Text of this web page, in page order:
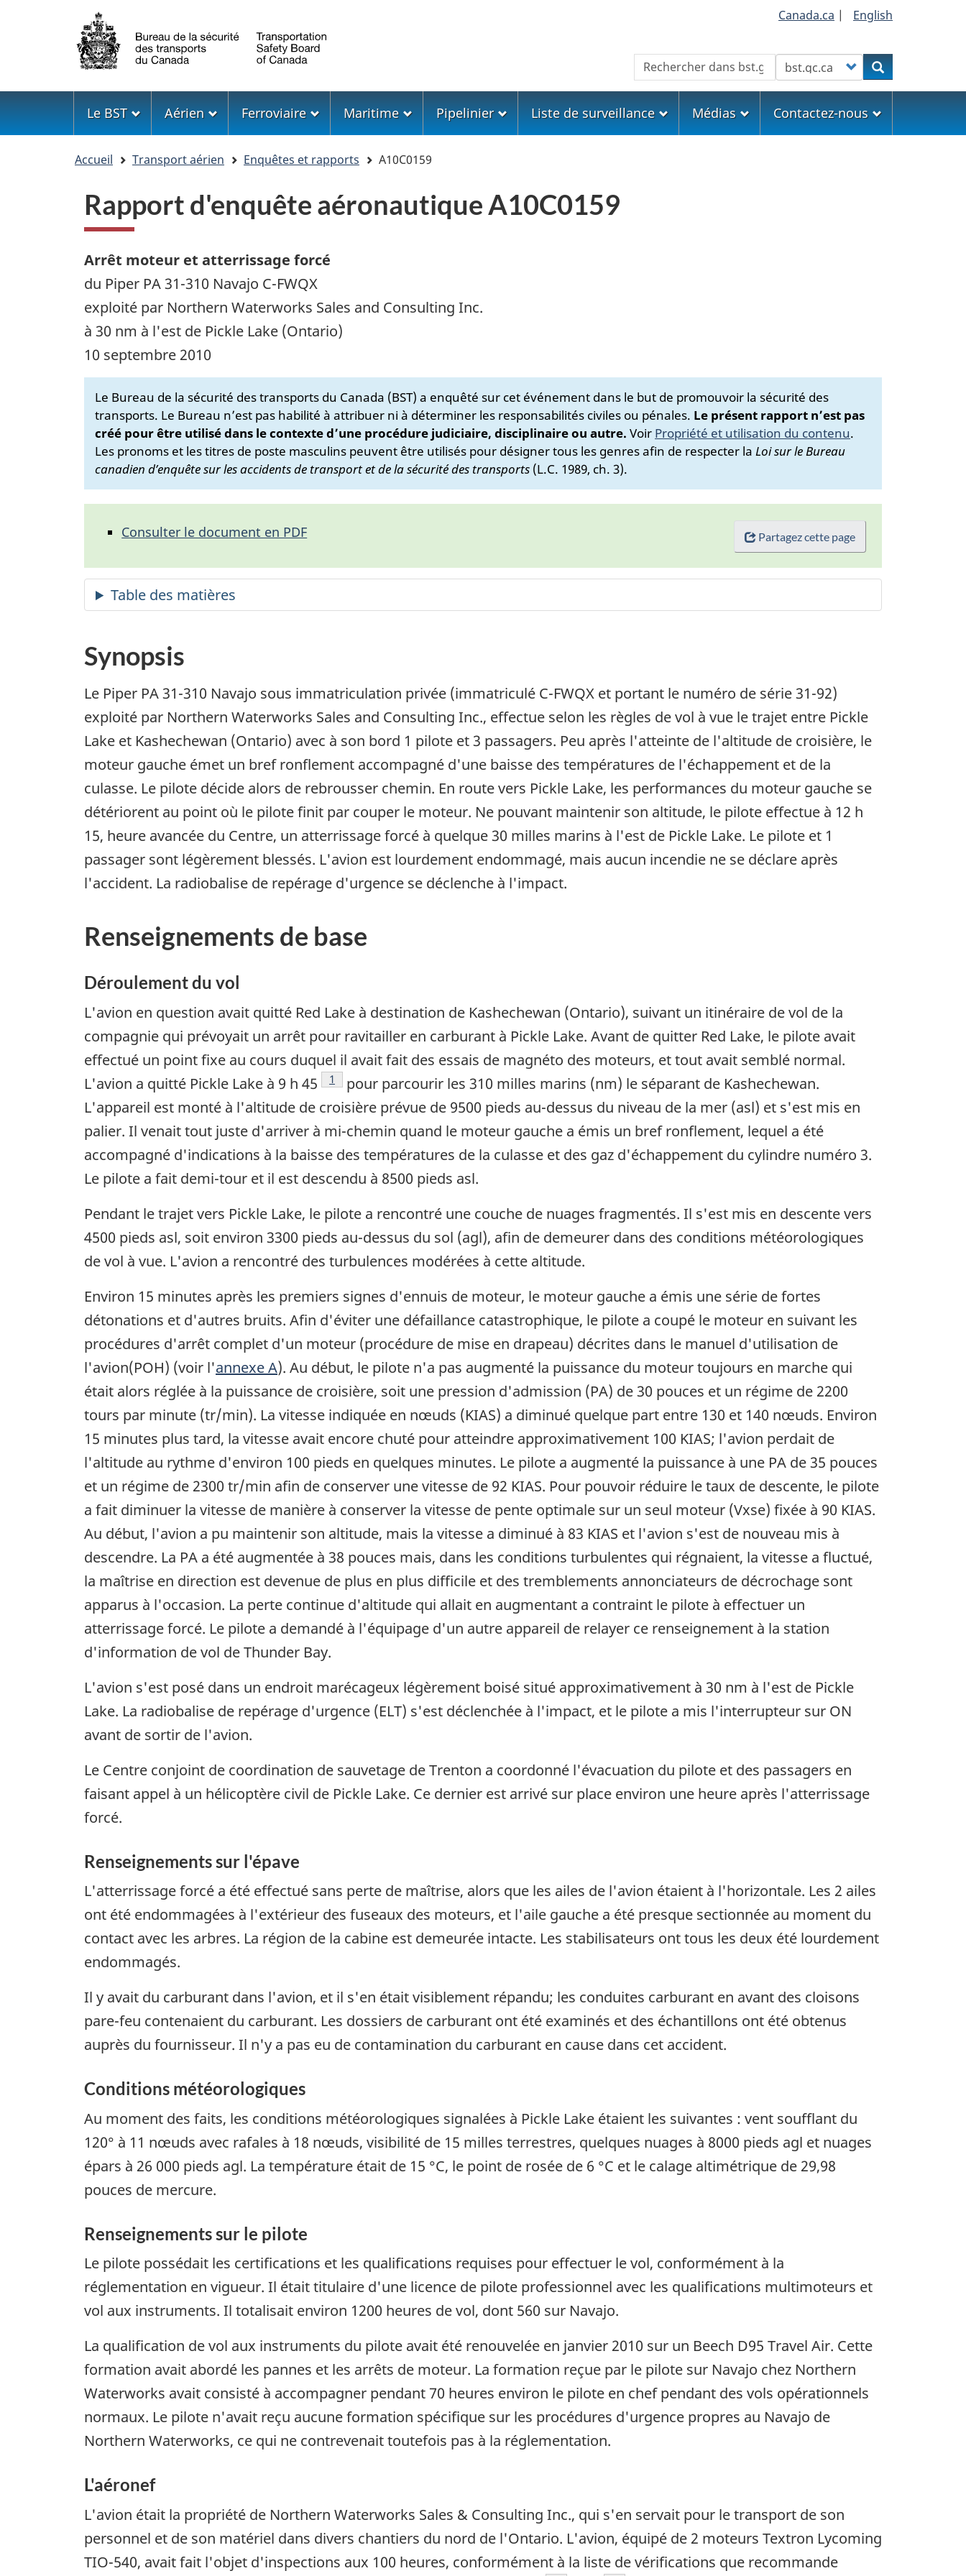
Sélection
de
la
langue
Canada.ca | English
Rechercher Customize your searchRechercher
Menu
Le BST Aérien Ferroviaire Maritime Pipelinier Liste de surveillance Médias Contactez-nous
Accueil Transport aérien Enquêtes et rapports A10C0159
Rapport d'enquête aéronautique A10C0159
Arrêt moteur et atterrissage forcé
du Piper PA 31-310 Navajo C-FWQX
exploité par Northern Waterworks Sales and Consulting Inc.
à 30 nm à l'est de Pickle Lake (Ontario)
10 septembre 2010
Le Bureau de la sécurité des transports du Canada (BST) a enquêté sur cet événement dans le but de promouvoir la sécurité des
transports. Le Bureau n’est pas habilité à attribuer ni à déterminer les responsabilités civiles ou pénales. Le présent rapport n’est pas
créé pour être utilisé dans le contexte d’une procédure judiciaire, disciplinaire ou autre. Voir Propriété et utilisation du contenu.
Les pronoms et les titres de poste masculins peuvent être utilisés pour désigner tous les genres afin de respecter la Loi sur le Bureau
canadien d’enquête sur les accidents de transport et de la sécurité des transports (L.C. 1989, ch. 3).
Partagez cette page
Consulter le document en PDF
Synopsis
Le Piper PA 31-310 Navajo sous immatriculation privée (immatriculé C-FWQX et portant le numéro de série 31-92)
exploité par Northern Waterworks Sales and Consulting Inc., effectue selon les règles de vol à vue le trajet entre Pickle
Lake et Kashechewan (Ontario) avec à son bord 1 pilote et 3 passagers. Peu après l'atteinte de l'altitude de croisière, le
moteur gauche émet un bref ronflement accompagné d'une baisse des températures de l'échappement et de la
culasse. Le pilote décide alors de rebrousser chemin. En route vers Pickle Lake, les performances du moteur gauche se
détériorent au point où le pilote finit par couper le moteur. Ne pouvant maintenir son altitude, le pilote effectue à 12 h
15, heure avancée du Centre, un atterrissage forcé à quelque 30 milles marins à l'est de Pickle Lake. Le pilote et 1
passager sont légèrement blessés. L'avion est lourdement endommagé, mais aucun incendie ne se déclare après
l'accident. La radiobalise de repérage d'urgence se déclenche à l'impact.
Renseignements de base
Déroulement du vol
L'avion en question avait quitté Red Lake à destination de Kashechewan (Ontario), suivant un itinéraire de vol de la
compagnie qui prévoyait un arrêt pour ravitailler en carburant à Pickle Lake. Avant de quitter Red Lake, le pilote avait
effectué un point fixe au cours duquel il avait fait des essais de magnéto des moteurs, et tout avait semblé normal.
L'avion a quitté Pickle Lake à 9 h 45
Footnote
1
pour parcourir les 310 milles marins (nm) le séparant de Kashechewan.
L'appareil est monté à l'altitude de croisière prévue de 9500 pieds au-dessus du niveau de la mer (asl) et s'est mis en
palier. Il venait tout juste d'arriver à mi-chemin quand le moteur gauche a émis un bref ronflement, lequel a été
accompagné d'indications à la baisse des températures de la culasse et des gaz d'échappement du cylindre numéro 3.
Le pilote a fait demi-tour et il est descendu à 8500 pieds asl.
Pendant le trajet vers Pickle Lake, le pilote a rencontré une couche de nuages fragmentés. Il s'est mis en descente vers
4500 pieds asl, soit environ 3300 pieds au-dessus du sol (agl), afin de demeurer dans des conditions météorologiques
de vol à vue. L'avion a rencontré des turbulences modérées à cette altitude.
Environ 15 minutes après les premiers signes d'ennuis de moteur, le moteur gauche a émis une série de fortes
détonations et d'autres bruits. Afin d'éviter une défaillance catastrophique, le pilote a coupé le moteur en suivant les
procédures d'arrêt complet d'un moteur (procédure de mise en drapeau) décrites dans le manuel d'utilisation de
l'avion(POH) (voir l'annexe A). Au début, le pilote n'a pas augmenté la puissance du moteur toujours en marche qui
était alors réglée à la puissance de croisière, soit une pression d'admission (PA) de 30 pouces et un régime de 2200
tours par minute (tr/min). La vitesse indiquée en nœuds (KIAS) a diminué quelque part entre 130 et 140 nœuds. Environ
15 minutes plus tard, la vitesse avait encore chuté pour atteindre approximativement 100 KIAS; l'avion perdait de
l'altitude au rythme d'environ 100 pieds en quelques minutes. Le pilote a augmenté la puissance à une PA de 35 pouces
et un régime de 2300 tr/min afin de conserver une vitesse de 92 KIAS. Pour pouvoir réduire le taux de descente, le pilote
a fait diminuer la vitesse de manière à conserver la vitesse de pente optimale sur un seul moteur (Vxse) fixée à 90 KIAS.
Au début, l'avion a pu maintenir son altitude, mais la vitesse a diminué à 83 KIAS et l'avion s'est de nouveau mis à
descendre. La PA a été augmentée à 38 pouces mais, dans les conditions turbulentes qui régnaient, la vitesse a fluctué,
la maîtrise en direction est devenue de plus en plus difficile et des tremblements annonciateurs de décrochage sont
apparus à l'occasion. La perte continue d'altitude qui allait en augmentant a contraint le pilote à effectuer un
atterrissage forcé. Le pilote a demandé à l'équipage d'un autre appareil de relayer ce renseignement à la station
d'information de vol de Thunder Bay.
L'avion s'est posé dans un endroit marécageux légèrement boisé situé approximativement à 30 nm à l'est de Pickle
Lake. La radiobalise de repérage d'urgence (ELT) s'est déclenchée à l'impact, et le pilote a mis l'interrupteur sur ON
avant de sortir de l'avion.
Le Centre conjoint de coordination de sauvetage de Trenton a coordonné l'évacuation du pilote et des passagers en
faisant appel à un hélicoptère civil de Pickle Lake. Ce dernier est arrivé sur place environ une heure après l'atterrissage
forcé.
Renseignements sur l'épave
L'atterrissage forcé a été effectué sans perte de maîtrise, alors que les ailes de l'avion étaient à l'horizontale. Les 2 ailes
ont été endommagées à l'extérieur des fuseaux des moteurs, et l'aile gauche a été presque sectionnée au moment du
contact avec les arbres. La région de la cabine est demeurée intacte. Les stabilisateurs ont tous les deux été lourdement
endommagés.
Il y avait du carburant dans l'avion, et il s'en était visiblement répandu; les conduites carburant en avant des cloisons
pare-feu contenaient du carburant. Les dossiers de carburant ont été examinés et des échantillons ont été obtenus
auprès du fournisseur. Il n'y a pas eu de contamination du carburant en cause dans cet accident.
Conditions météorologiques
Au moment des faits, les conditions météorologiques signalées à Pickle Lake étaient les suivantes : vent soufflant du
120° à 11 nœuds avec rafales à 18 nœuds, visibilité de 15 milles terrestres, quelques nuages à 8000 pieds agl et nuages
épars à 26 000 pieds agl. La température était de 15 °C, le point de rosée de 6 °C et le calage altimétrique de 29,98
pouces de mercure.
Renseignements sur le pilote
Le pilote possédait les certifications et les qualifications requises pour effectuer le vol, conformément à la
réglementation en vigueur. Il était titulaire d'une licence de pilote professionnel avec les qualifications multimoteurs et
vol aux instruments. Il totalisait environ 1200 heures de vol, dont 560 sur Navajo.
La qualification de vol aux instruments du pilote avait été renouvelée en janvier 2010 sur un Beech D95 Travel Air. Cette
formation avait abordé les pannes et les arrêts de moteur. La formation reçue par le pilote sur Navajo chez Northern
Waterworks avait consisté à accompagner pendant 70 heures environ le pilote en chef pendant des vols opérationnels
normaux. Le pilote n'avait reçu aucune formation spécifique sur les procédures d'urgence propres au Navajo de
Northern Waterworks, ce qui ne contrevenait toutefois pas à la réglementation.
L'aéronef
L'avion était la propriété de Northern Waterworks Sales & Consulting Inc., qui s'en servait pour le transport de son
personnel et de son matériel dans divers chantiers du nord de l'Ontario. L'avion, équipé de 2 moteurs Textron Lycoming
TIO-540, avait fait l'objet d'inspections aux 100 heures, conformément à la liste de vérifications que recommande